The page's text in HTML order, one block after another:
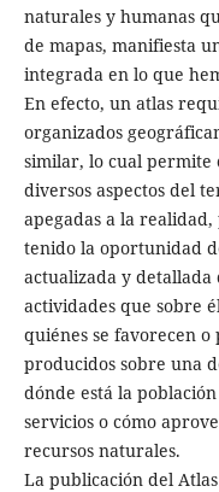
naturales y humanas
de mapas, manifiesta
integrada en lo que
En efecto, un atlas
organizados
similar, lo cual permite
diversos aspectos del
apegadas a la
tenido la oportunidad
actualizada y detallada
actividades que sobre
quiénes se favorecen o
producidos sobre una
dónde está la
servicios o cómo
recursos naturales.
La publicación del